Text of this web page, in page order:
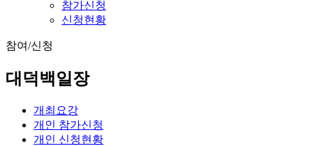
참가신청
신청현황
참여/신청
대덕백일장
개최요강
개인 참가신청
개인 신청현황